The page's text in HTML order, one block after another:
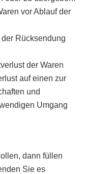
vor Ablauf der
Rücksendung
der Waren
auf einen zur
und
Umgang
dann füllen
Sie es